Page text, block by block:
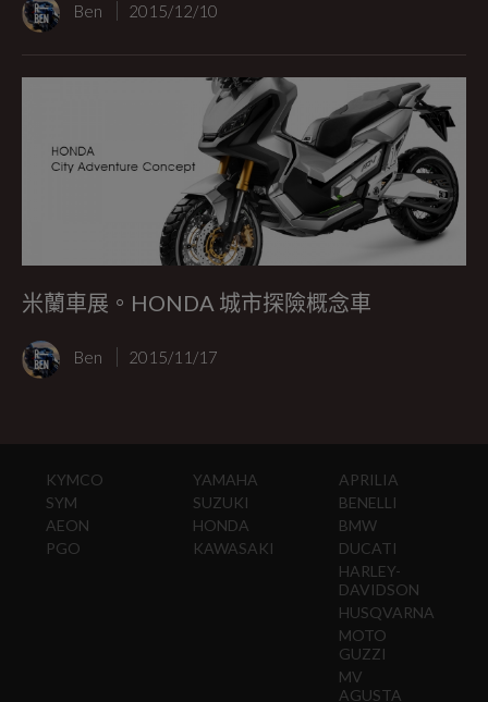
Ben 2015/12/10
米蘭車展。HONDA 城市探險概念車
Ben 2015/11/17
KYMCO
SYM
AEON
PGO
YAMAHA
SUZUKI
HONDA
KAWASAKI
APRILIA
BENELLI
BMW
DUCATI
HARLEY-
DAVIDSON
HUSQVARNA
MOTO
GUZZI
MV
AGUSTA